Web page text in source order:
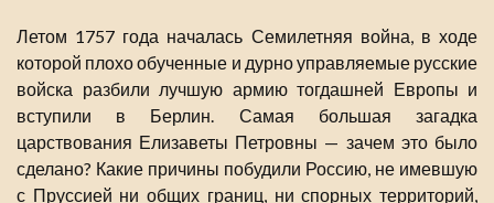
Летом 1757 года началась Семилетняя война, в ходе
которой плохо обученные и дурно управляемые русские
войска разбили лучшую армию тогдашней Европы и
вступили в Берлин. Самая большая загадка
царствования Елизаветы Петровны — зачем это было
сделано? Какие причины побудили Россию, не имевшую
с Пруссией ни общих границ, ни спорных территорий,